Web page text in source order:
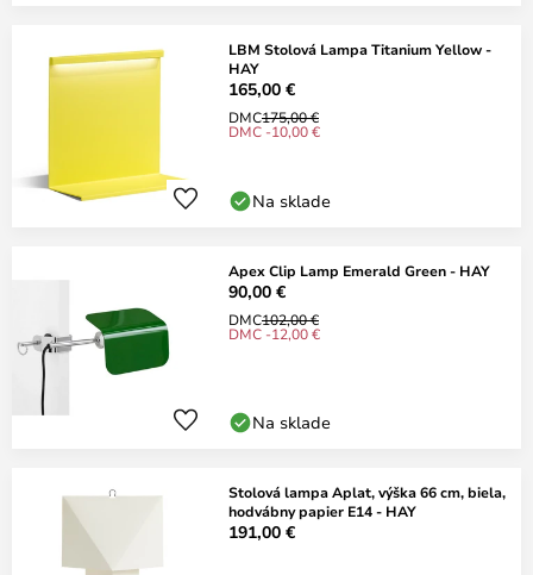
LBM Stolová Lampa Titanium Yellow -
HAY
165,00 €
DMC175,00 €
DMC -10,00 €
Na sklade
Apex Clip Lamp Emerald Green - HAY
90,00 €
DMC102,00 €
DMC -12,00 €
Na sklade
Stolová lampa Aplat, výška 66 cm, biela,
hodvábny papier E14 - HAY
191,00 €